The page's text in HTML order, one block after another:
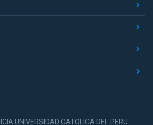
UNIVERSIDAD CATOLICA DEL PERU